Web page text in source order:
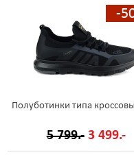
-
Полуботинки типа
5 799.- 3 499.-